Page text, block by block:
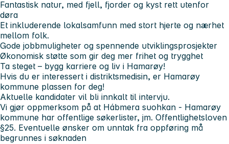
Fantastisk natur, med fjell, fjorder og kyst rett utenfor
døra
Et inkluderende lokalsamfunn med stort hjerte og nærhet
mellom folk.
Gode jobbmuligheter og spennende utviklingsprosjekter
Økonomisk støtte som gir deg mer frihet og trygghet
Ta steget – bygg karriere og liv i Hamarøy!
Hvis du er interessert i distriktsmedisin, er Hamarøy
kommune plassen for deg!
Aktuelle kandidater vil bli innkalt til intervju.
Vi gjør oppmerksom på at Hábmera suohkan - Hamarøy
kommune har offentlige søkerlister, jm. Offentlighetsloven
§25. Eventuelle ønsker om unntak fra oppføring må
begrunnes i søknaden